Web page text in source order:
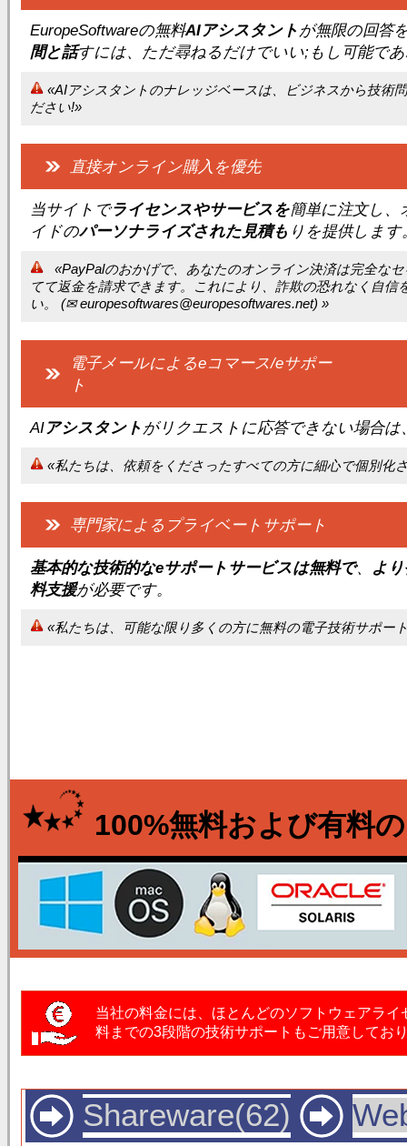
EuropeSoftwareの無料AIアシスタント が無限の回答
間と話すには、ただ尋ねるだけでいい;もし可能で
«AIアシスタントのナレッジベースは、ビジネスから技術
ださい!»
直接オンライン購入を優先
当サイトでライセンスやサービスを簡単に注文し
イドのパーソナライズされた見積も りを提供します
«PayPalのおかげで、あなたのオンライン決済は完全な
てて返金を請求できます。これにより、詐欺の恐れなく自
い。 (✉ europesoftwares@europesoftwares.net) »
電子メールによるeコマース/eサポー
ト
AIアシスタント がリクエストに応答できない場合は
«私たちは、依頼をくださったすべての方に細心で個別化
専門家によるプライベートサポート
基本的な技術的なeサポートサービスは無料で、 よ
料支援が必要です。
«私たちは、可能な限り多くの方に無料の電子技術サポー
100%無料および有料
当社の料金には、ほとんどのソフトウェアラ
料までの3段階の技術サポートもご用意してお
Shareware(62)